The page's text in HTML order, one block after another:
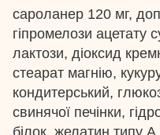
сароланер 120 мг,
гіпромелози ацетату
лактози, діоксид
стеарат магнію,
кондитерський,
свинячої печінки,
білок, желатин типу